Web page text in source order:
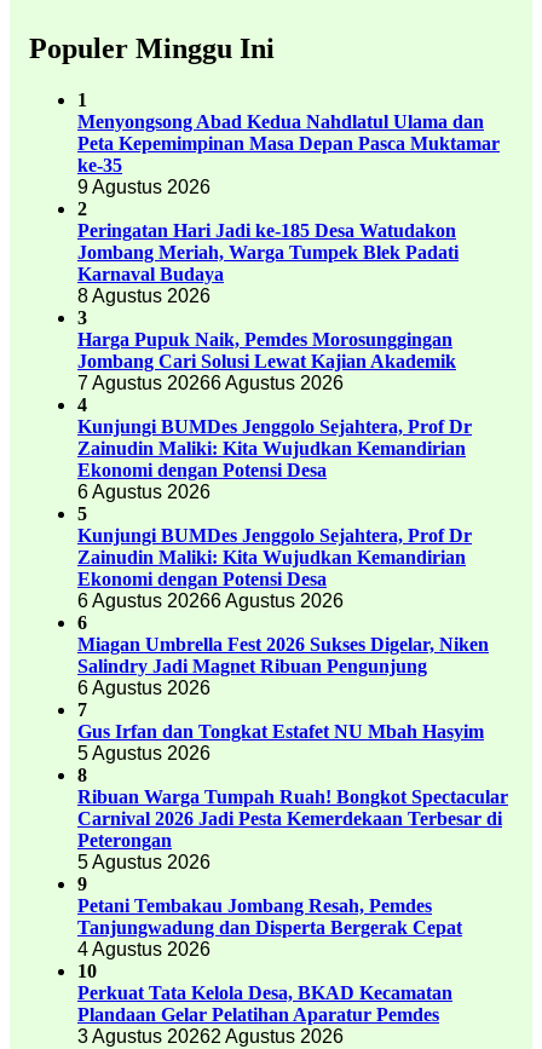
Populer Minggu Ini
1
Menyongsong Abad Kedua Nahdlatul Ulama dan
Peta Kepemimpinan Masa Depan Pasca Muktamar
ke-35
9 Agustus 2026
2
Peringatan Hari Jadi ke-185 Desa Watudakon
Jombang Meriah, Warga Tumpek Blek Padati
Karnaval Budaya
8 Agustus 2026
3
Harga Pupuk Naik, Pemdes Morosunggingan
Jombang Cari Solusi Lewat Kajian Akademik
7 Agustus 20266 Agustus 2026
4
Kunjungi BUMDes Jenggolo Sejahtera, Prof Dr
Zainudin Maliki: Kita Wujudkan Kemandirian
Ekonomi dengan Potensi Desa
6 Agustus 2026
5
Kunjungi BUMDes Jenggolo Sejahtera, Prof Dr
Zainudin Maliki: Kita Wujudkan Kemandirian
Ekonomi dengan Potensi Desa
6 Agustus 20266 Agustus 2026
6
Miagan Umbrella Fest 2026 Sukses Digelar, Niken
Salindry Jadi Magnet Ribuan Pengunjung
6 Agustus 2026
7
Gus Irfan dan Tongkat Estafet NU Mbah Hasyim
5 Agustus 2026
8
Ribuan Warga Tumpah Ruah! Bongkot Spectacular
Carnival 2026 Jadi Pesta Kemerdekaan Terbesar di
Peterongan
5 Agustus 2026
9
Petani Tembakau Jombang Resah, Pemdes
Tanjungwadung dan Disperta Bergerak Cepat
4 Agustus 2026
10
Perkuat Tata Kelola Desa, BKAD Kecamatan
Plandaan Gelar Pelatihan Aparatur Pemdes
3 Agustus 20262 Agustus 2026